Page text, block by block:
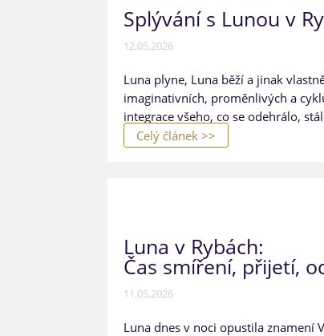
Splývání s Lunou v
12.05.2026
Luna plyne, Luna běží a jinak
imaginativních, proměnlivých a
integrace všeho, co se odehrálo,
Celý článek >>
Luna v Rybách:
Čas smíření, přijetí,
11.05.2026
Luna dnes v noci opustila znamení